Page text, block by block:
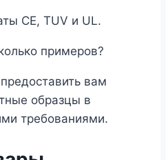
CE, TUV и UL.
примеров?
вам
образцы в
требованиями.